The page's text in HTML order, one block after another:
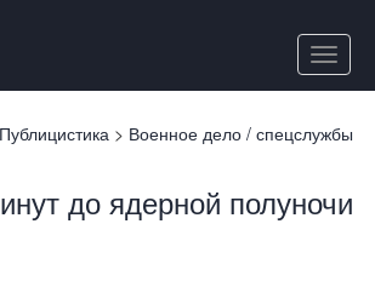
Toggle
Публицистика > Военное дело / спецслужбы
до ядерной полуночи